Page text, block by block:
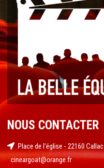
NOUS CONTACTER
Place de l'église - 22160 Callac
cineargoat@orange.fr